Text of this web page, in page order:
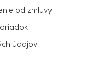
od zmluvy
údajov